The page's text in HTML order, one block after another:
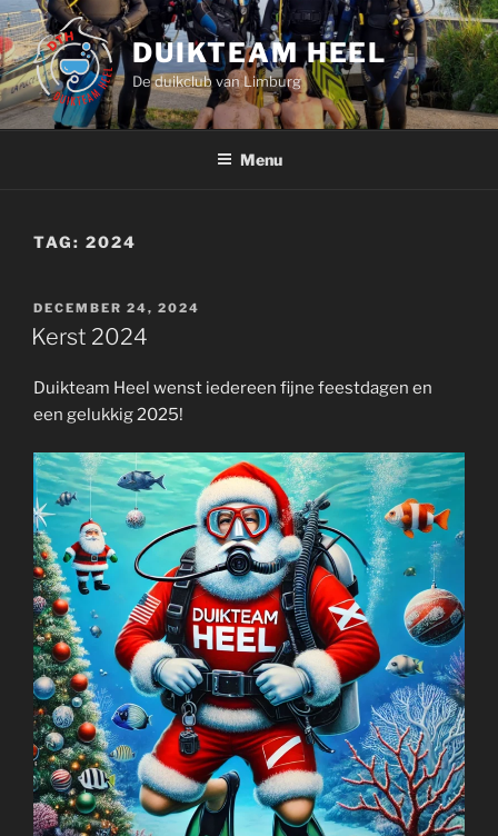
Ga
naar
de
inhoud
DUIKTEAM HEEL
De duikclub van Limburg
Menu
TAG: 2024
GEPLAATST
OP
DECEMBER 24, 2024
Kerst 2024
Duikteam Heel wenst iedereen fijne feestdagen en
een gelukkig 2025!